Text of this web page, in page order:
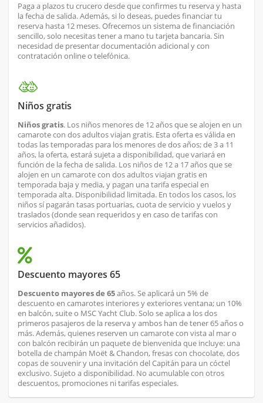
Paga a plazos tu crucero desde que confirmes tu reserva y hasta
la fecha de salida. Además, si lo deseas, puedes financiar tu
reserva hasta 12 meses. Ofrecemos un sistema de financiación
sencillo, solo necesitas tener a mano tu tarjeta bancaria. Sin
necesidad de presentar documentación adicional y con
contratación online o telefónica.
Niños gratis
Niños gratis. Los niños menores de 12 años que se alojen en un
camarote con dos adultos viajan gratis. Esta oferta es válida en
todas las temporadas para los menores de dos años; de 3 a 11
años, la oferta, estará sujeta a disponibilidad, que variará en
función de la fecha de salida. Los niños de 12 a 17 años que se
alojen en un camarote con dos adultos viajan gratis en
temporada baja y media, y pagan una tarifa especial en
temporada alta. Disponibilidad limitada. En todos los casos, los
niños sí pagarán tasas portuarias, cuota de servicio y vuelos y
traslados (donde sean requeridos y en caso de tarifas con
servicios añadidos).
Descuento mayores 65
Descuento mayores de 65años. Se aplicará un 5% de
descuento en camarotes interiores y exteriores ventana; un 10%
en balcón, suite o MSC Yacht Club. Solo se aplica a los dos
primeros pasajeros de la reserva y ambos han de tener 65 años o
más. Además, quienes reserven un camarote con vista al mar o
con balcón recibirán un paquete de bienvenida que incluye: una
botella de champán Moët & Chandon, fresas con chocolate, dos
copas de souvenir y una invitación del Capitán para un cóctel
exclusivo. Sujeto a disponibilidad. No acumulable con otros
descuentos, promociones ni tarifas especiales.